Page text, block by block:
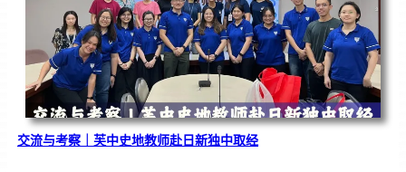
关
系
》
6
1
8
芙
中
开
讲
交流与考察｜芙中史地教师赴日新独中取经